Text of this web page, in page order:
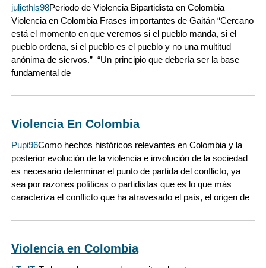
juliethls98Periodo de Violencia Bipartidista en Colombia
Violencia en Colombia Frases importantes de Gaitán “Cercano
está el momento en que veremos si el pueblo manda, si el
pueblo ordena, si el pueblo es el pueblo y no una multitud
anónima de siervos.” “Un principio que debería ser la base
fundamental de
Violencia En Colombia
Pupi96Como hechos históricos relevantes en Colombia y la
posterior evolución de la violencia e involución de la sociedad
es necesario determinar el punto de partida del conflicto, ya
sea por razones políticas o partidistas que es lo que más
caracteriza el conflicto que ha atravesado el país, el origen de
Violencia en Colombia